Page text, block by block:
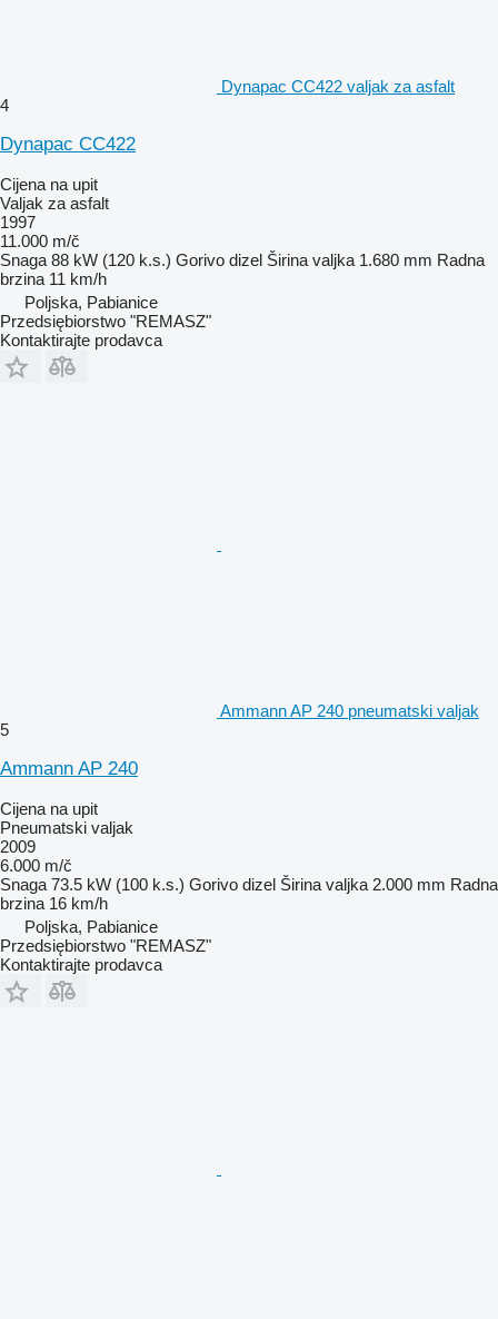
Dynapac CC422 valjak za asfalt
4
Dynapac CC422
Cijena na upit
Valjak za asfalt
1997
11.000 m/č
Snaga 88 kW (120 k.s.) Gorivo dizel Širina valjka 1.680 mm Radna
brzina 11 km/h
Poljska, Pabianice
Przedsiębiorstwo "REMASZ"
Kontaktirajte prodavca
Ammann AP 240 pneumatski valjak
5
Ammann AP 240
Cijena na upit
Pneumatski valjak
2009
6.000 m/č
Snaga 73.5 kW (100 k.s.) Gorivo dizel Širina valjka 2.000 mm Radna
brzina 16 km/h
Poljska, Pabianice
Przedsiębiorstwo "REMASZ"
Kontaktirajte prodavca